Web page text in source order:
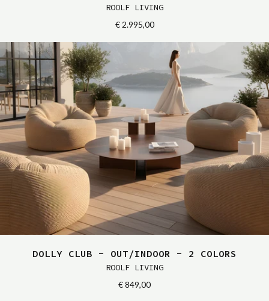
ROOLF LIVING
€ 2.995,00
DOLLY CLUB - OUT/INDOOR - 2 COLORS
ROOLF LIVING
€ 849,00